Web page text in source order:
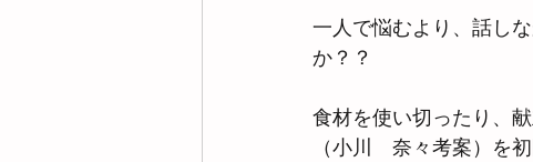
一人で悩むより、話し
か？？
食材を使い切ったり、
（小川　奈々考案）を